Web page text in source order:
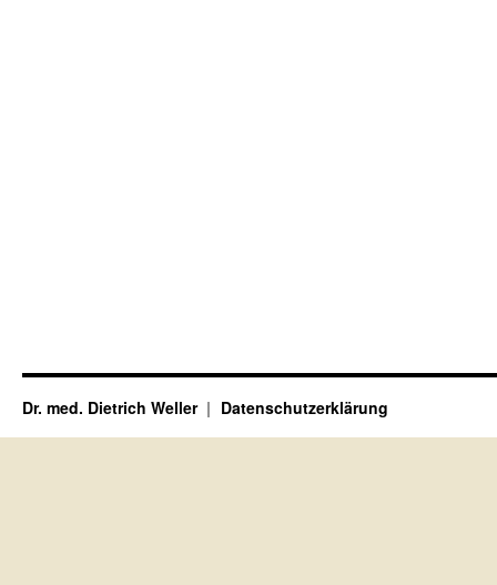
Dr. med. Dietrich Weller Datenschutzerklärung